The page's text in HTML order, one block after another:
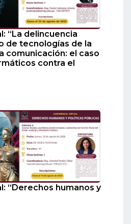
“La delincuencia
de tecnologías de la
comunicación: el caso
contra el
“Derechos humanos y